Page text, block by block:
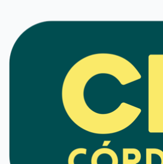
contenido
disciplina